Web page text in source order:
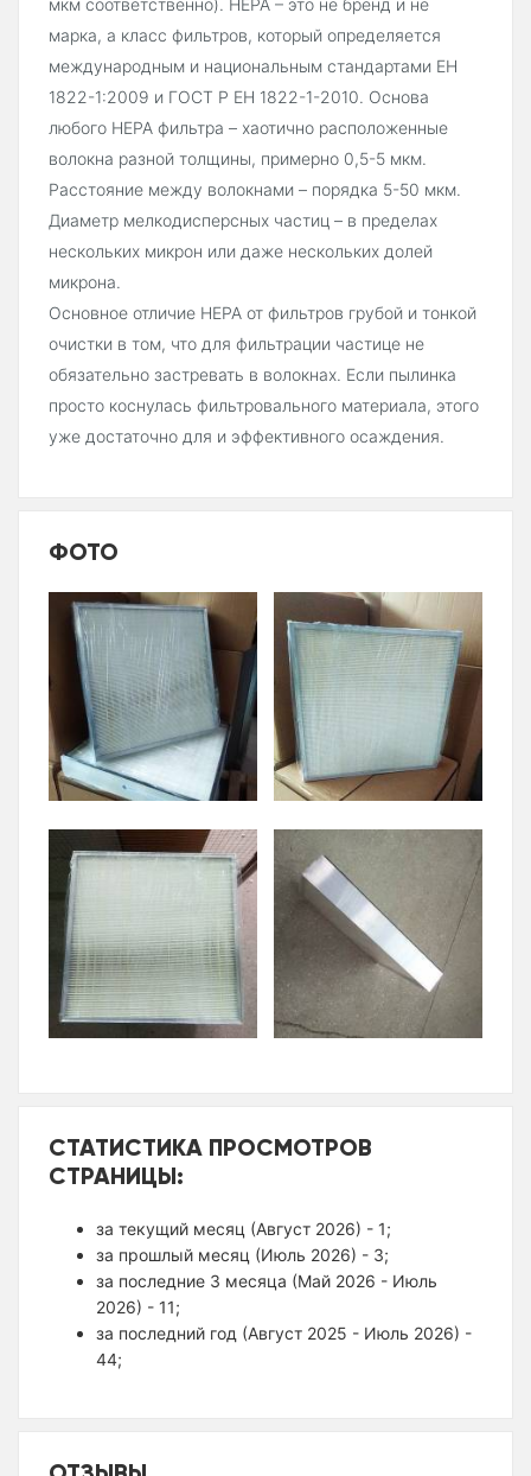
мкм соответственно). HEPA – это не бренд и не
марка, а класс фильтров, который определяется
международным и национальным стандартами ЕН
1822-1:2009 и ГОСТ Р ЕН 1822-1-2010. Основа
любого HEPA фильтра – хаотично расположенные
волокна разной толщины, примерно 0,5-5 мкм.
Расстояние между волокнами – порядка 5-50 мкм.
Диаметр мелкодисперсных частиц – в пределах
нескольких микрон или даже нескольких долей
микрона.
Основное отличие HEPA от фильтров грубой и тонкой
очистки в том, что для фильтрации частице не
обязательно застревать в волокнах. Если пылинка
просто коснулась фильтровального материала, этого
уже достаточно для и эффективного осаждения.
ФОТО
СТАТИСТИКА ПРОСМОТРОВ
СТРАНИЦЫ:
за текущий месяц (Август 2026) - 1;
за прошлый месяц (Июль 2026) - 3;
за последние 3 месяца (Май 2026 - Июль
2026) - 11;
за последний год (Август 2025 - Июль 2026) -
44;